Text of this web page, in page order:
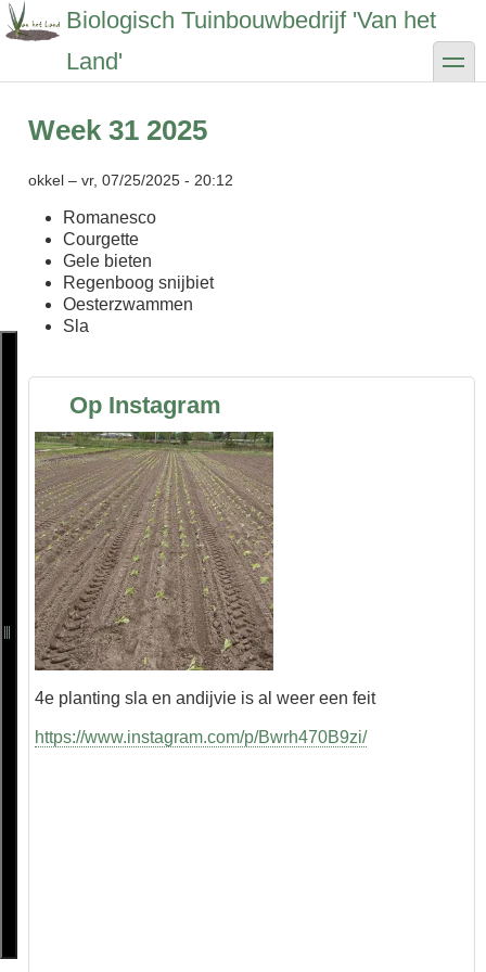
Overslaan
en
gaan
Biologisch Tuinbouwbedrijf 'Van het
Land'
toggle
Week 31 2025
okkel – vr, 07/25/2025 - 20:12
Romanesco
Courgette
Gele bieten
Regenboog snijbiet
Oesterzwammen
Sla
Op Instagram
4e planting sla en andijvie is al weer een feit
https://www.instagram.com/p/Bwrh470B9zi/